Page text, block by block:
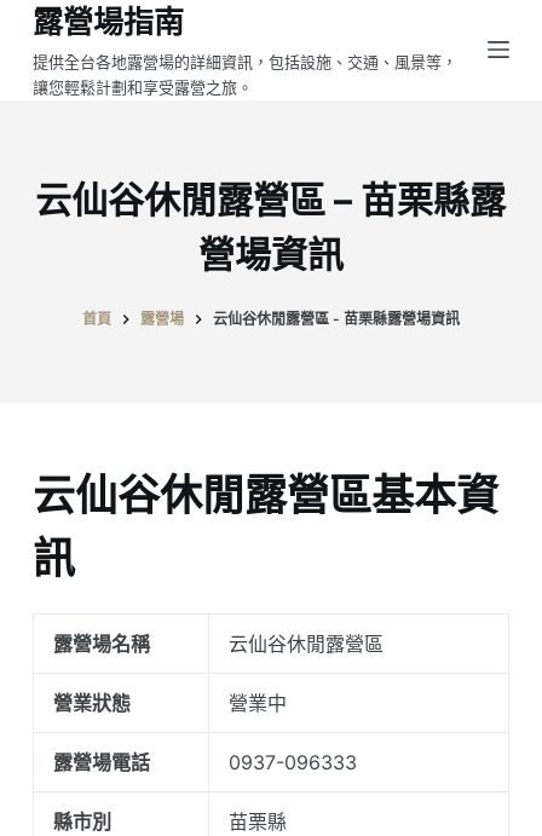
跳
至
主
容
露營場指南
提供全台各地露營場的詳細資訊，包括設施、交通、風景等，
讓您輕鬆計劃和享受露營之旅。
云仙谷休閒露營區 – 苗栗縣露
營場資訊
首頁 露營場 云仙谷休閒露營區 - 苗栗縣露營場資訊
云仙谷休閒露營區基本資
訊
露營場名稱 云仙谷休閒露營區
營業狀態 營業中
露營場電話 0937-096333
縣市別 苗栗縣